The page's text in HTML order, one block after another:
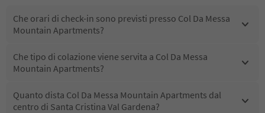
Che orari di check-in sono previsti presso Col Da Messa
Mountain Apartments?
Che tipo di colazione viene servita a Col Da Messa
Mountain Apartments?
Quanto dista Col Da Messa Mountain Apartments dal
centro di Santa Cristina Val Gardena?